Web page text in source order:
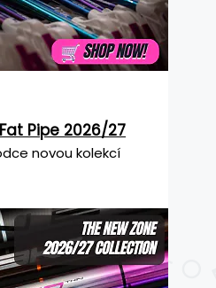
Pipe 2026/27
novou kolekcí